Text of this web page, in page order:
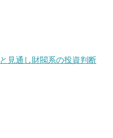
見通し財閥系の投資判断